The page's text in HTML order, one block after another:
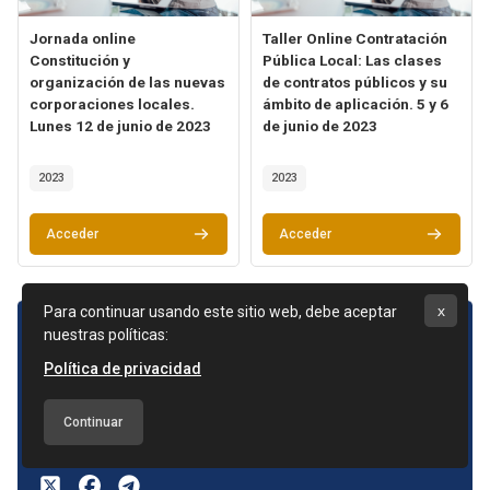
Para continuar usando este sitio web, debe aceptar
nuestras políticas:
Política de privacidad
Continuar
x
Archivos del resumen del curso
Nombre del curso
Jornada online
Constitución y
organización de las nuevas
corporaciones locales.
Lunes 12 de junio de 2023
2023
Acceder
Archivos del resumen del curso
Nombre del curso
Taller Online Contratación
Pública Local: Las clases
de contratos públicos y su
ámbito de aplicación. 5 y 6
de junio de 2023
2023
Acceder
Bloques
Aviso legal Política de Privacidad
COSITAL network